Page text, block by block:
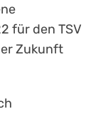
für den TSV
Zukunft